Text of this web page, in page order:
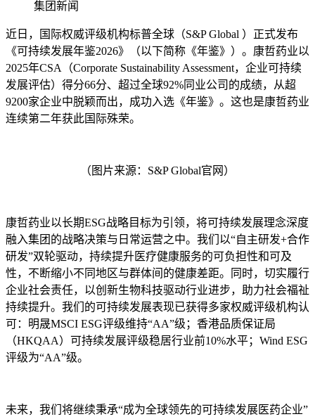
集团新闻
近日，国际权威评级机构标普全球（S&P Global ）正式发布
《可持续发展年鉴2026》（以下简称《年鉴》）。康哲药业以
2025年CSA（Corporate Sustainability Assessment，企业可持续
发展评估）得分66分、超过全球92%同业公司的成绩，从超
9200家企业中脱颖而出，成功入选《年鉴》。这也是康哲药业
连续第二年获此国际殊荣。
（图片来源：S&P Global官网）
康哲药业以长期ESG战略目标为引领，将可持续发展理念深度
融入集团的战略决策与日常运营之中。我们以“自主研发+合作
研发”双轮驱动，持续提升医疗健康服务的可负担性和可及
性，不断缩小不同地区与群体间的健康差距。同时，切实履行
企业社会责任，以创新生物科技驱动行业进步，助力社会福祉
持续提升。我们的可持续发展表现已获得多家权威评级机构认
可：明晟MSCI ESG评级维持“AA”级；香港品质保证局
（HKQAA）可持续发展评级稳居行业前10%水平；Wind ESG
评级为“AA”级。
未来，我们将继续秉承“成为全球领先的可持续发展医药企业”